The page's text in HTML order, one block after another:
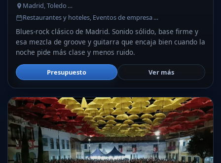
Madrid, Toledo …
Restaurantes y hoteles, Eventos de empresa …
Blues-rock clásico de Madrid. Sonido sólido, base firme y
esa mezcla de groove y guitarra que encaja bien cuando la
noche pide más clase y menos ruido.
Presupuesto Ver más